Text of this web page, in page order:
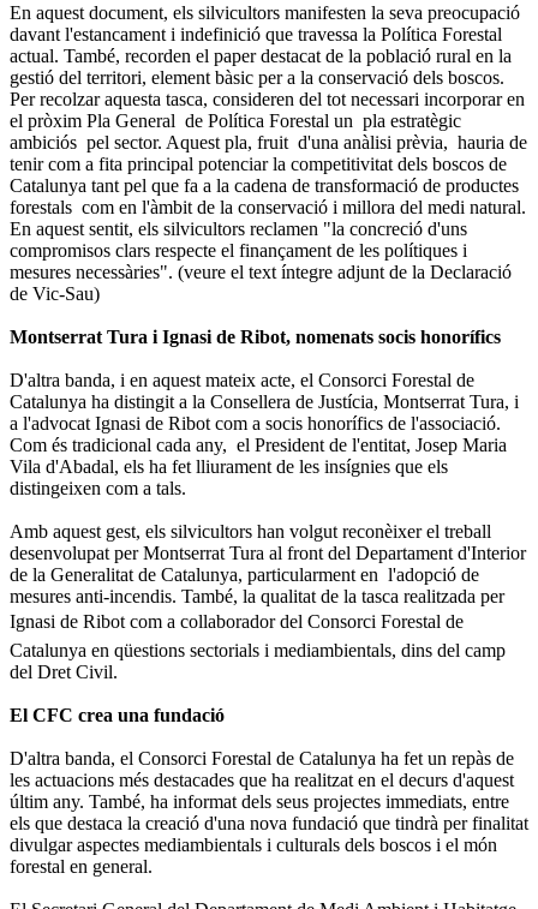
En aquest document, els silvicultors manifesten la seva preocupació
davant l'estancament i indefinició que travessa la Política Forestal
actual. També, recorden el paper destacat de la població rural en la
gestió del territori, element bàsic per a la conservació dels boscos.
Per recolzar aquesta tasca, consideren del tot necessari incorporar en
el pròxim Pla General de Política Forestal un pla estratègic
ambiciós pel sector. Aquest pla, fruit d'una anàlisi prèvia, hauria de
tenir com a fita principal potenciar la competitivitat dels boscos de
Catalunya tant pel que fa a la cadena de transformació de productes
forestals com en l'àmbit de la conservació i millora del medi natural.
En aquest sentit, els silvicultors reclamen "la concreció d'uns
compromisos clars respecte el finançament de les polítiques i
mesures necessàries". (veure el text íntegre adjunt de la Declaració
de Vic-Sau)
Montserrat Tura i Ignasi de Ribot, nomenats socis honorífics
D'altra banda, i en aquest mateix acte, el Consorci Forestal de
Catalunya ha distingit a la Consellera de Justícia, Montserrat Tura, i
a l'advocat Ignasi de Ribot com a socis honorífics de l'associació.
Com és tradicional cada any, el President de l'entitat, Josep Maria
Vila d'Abadal, els ha fet lliurament de les insígnies que els
distingeixen com a tals.
Amb aquest gest, els silvicultors han volgut reconèixer el treball
desenvolupat per Montserrat Tura al front del Departament d'Interior
de la Generalitat de Catalunya, particularment en l'adopció de
mesures anti-incendis. També, la qualitat de la tasca realitzada per
Ignasi de Ribot com a collaborador del Consorci Forestal de
Catalunya en qüestions sectorials i mediambientals, dins del camp
del Dret Civil.
El CFC crea una fundació
D'altra banda, el Consorci Forestal de Catalunya ha fet un repàs de
les actuacions més destacades que ha realitzat en el decurs d'aquest
últim any. També, ha informat dels seus projectes immediats, entre
els que destaca la creació d'una nova fundació que tindrà per finalitat
divulgar aspectes mediambientals i culturals dels boscos i el món
forestal en general.